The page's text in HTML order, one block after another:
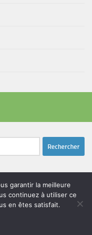
blues blues rock
hughes
garantir la meilleure
continuez à utiliser ce
en êtes satisfait.